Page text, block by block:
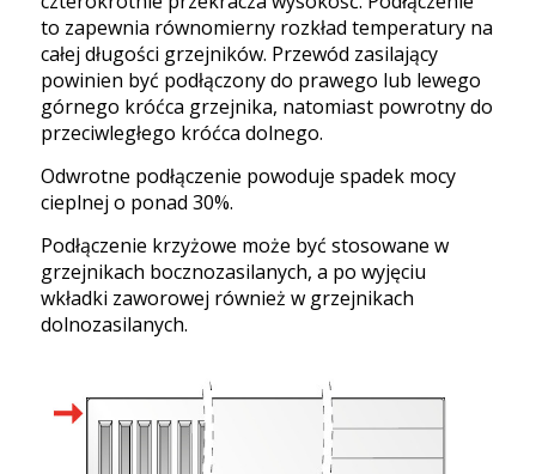
to zapewnia równomierny rozkład temperatury na
całej długości grzejników. Przewód zasilający
powinien być podłączony do prawego lub lewego
górnego króćca grzejnika, natomiast powrotny do
przeciwległego króćca dolnego.
Odwrotne podłączenie powoduje spadek mocy
cieplnej o ponad 30%.
Podłączenie krzyżowe może być stosowane w
grzejnikach bocznozasilanych, a po wyjęciu
wkładki zaworowej również w grzejnikach
dolnozasilanych.